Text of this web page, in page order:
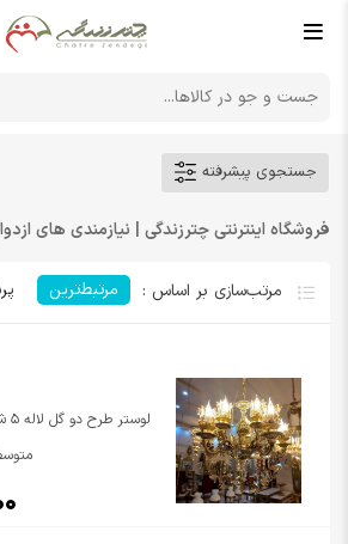
جستجوی پیشرفته
فروشگاه اینترنتی چترزندگی | نیازمندی های
مرتبط‌ترین